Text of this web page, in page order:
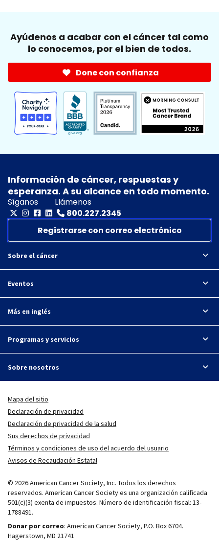
Ayúdenos a acabar con el cáncer tal como
lo conocemos, por el bien de todos.
Done con confianza
Información de cáncer, respuestas y
esperanza. A su alcance en todo momento.
Síganos
Llámenos
800.227.2345
Registrarse con correo electrónico
Sobre el cáncer
Eventos
Más en inglés
Programas y servicios
Sobre nosotros
Mapa del sitio
Declaración de privacidad
Declaración de privacidad de la salud
Sus derechos de privacidad
Términos y condiciones de uso del acuerdo del usuario
Avisos de Recaudación Estatal
© 2026 American Cancer Society, Inc. Todos los derechos
reservados. American Cancer Society es una organización calificada
501(c)(3) exenta de impuestos. Número de identificación fiscal: 13-
1788491.
Donar por correo: American Cancer Society, P.O. Box 6704.
Hagerstown, MD 21741